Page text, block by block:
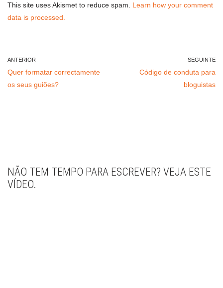
This site uses Akismet to reduce spam. Learn how your comment
data is processed.
ANTERIOR
Quer formatar correctamente
os seus guiões?
SEGUINTE
Código de conduta para
bloguistas
NÃO TEM TEMPO PARA ESCREVER? VEJA ESTE
VÍDEO.